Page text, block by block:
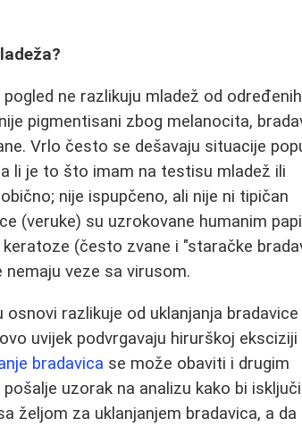
ne razlikuju mladež od određenih
pigmentisani zbog melanocita,
Vrlo često se dešavaju situacije
li je to što imam na testisu mladež ili
nije ispupčeno, ali nije ni tipičan
(veruke) su uzrokovane humanim
(često zvane i "staračke
veze sa virusom.
razlikuje od uklanjanja bradavice
uvijek podvrgavaju hirurškoj eksciziji
bradavica se može obaviti i drugim
uzorak na analizu kako bi
željom za uklanjanjem bradavica, a da